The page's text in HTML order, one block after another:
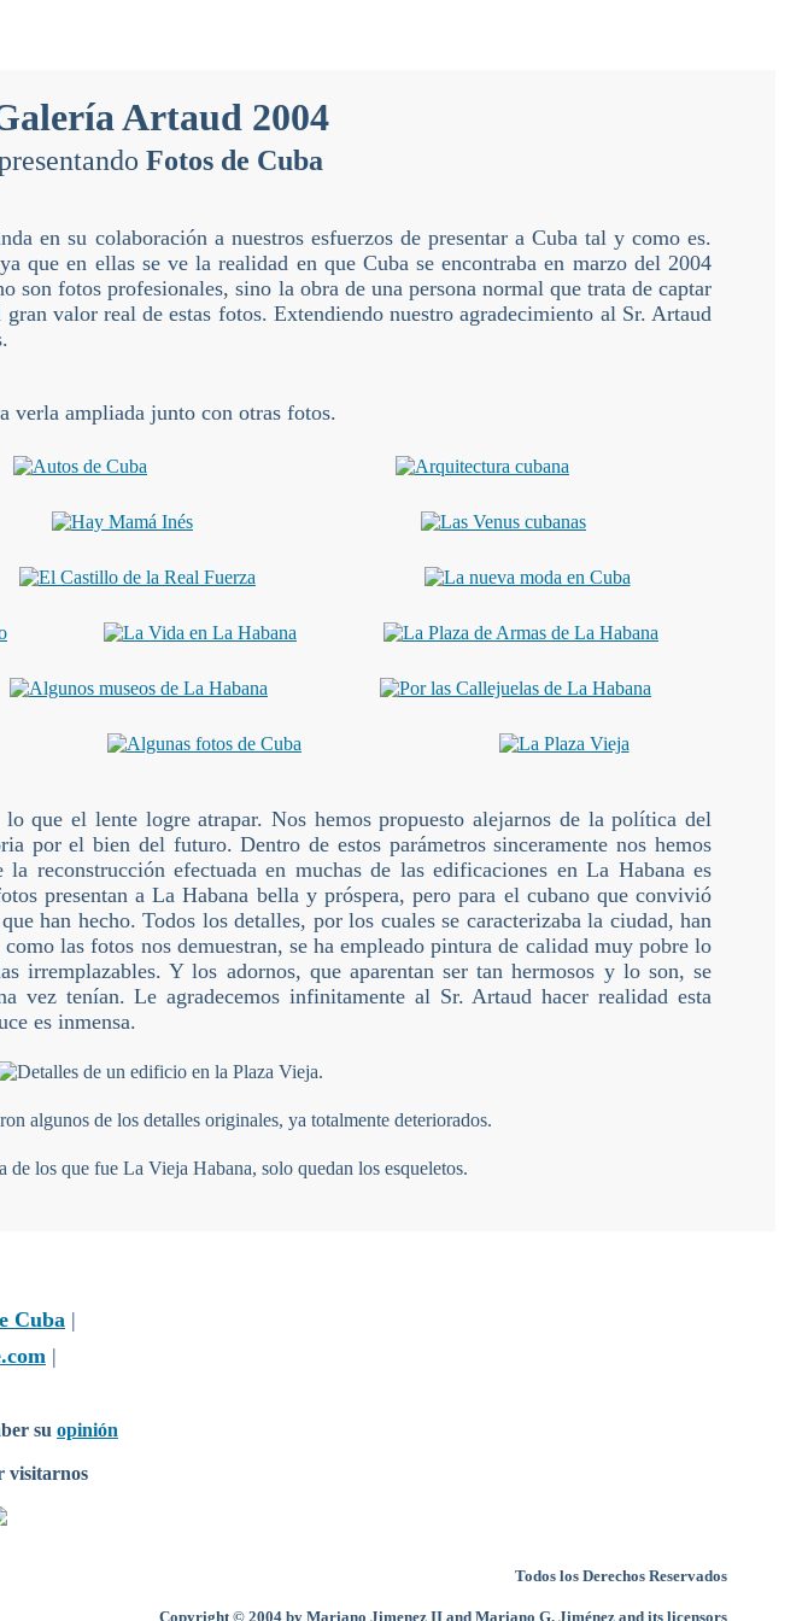
Artaud 2004
Fotos de Cuba
en su colaboración a nuestros esfuerzos de presentar a Cuba tal y como es.
que en ellas se ve la realidad en que Cuba se encontraba en marzo del 2004
son fotos profesionales, sino la obra de una persona normal que trata de captar
valor real de estas fotos. Extendiendo nuestro agradecimiento al Sr. Artaud
verla ampliada junto con otras fotos.
que el lente logre atrapar. Nos hemos propuesto alejarnos de la política del
por el bien del futuro. Dentro de estos parámetros sinceramente nos hemos
reconstrucción efectuada en muchas de las edificaciones en La Habana es
presentan a La Habana bella y próspera, pero para el cubano que convivió
han hecho. Todos los detalles, por los cuales se caracterizaba la ciudad, han
las fotos nos demuestran, se ha empleado pintura de calidad muy pobre lo
irremplazables. Y los adornos, que aparentan ser tan hermosos y lo son, se
vez tenían. Le agradecemos infinitamente al Sr. Artaud hacer realidad esta
es inmensa.
Cuba |
|
su opinión
visitarnos
Todos los Derechos Reservados
Copyright © 2004 by Mariano Jimenez II and Mariano G. Jiménez and its licensors